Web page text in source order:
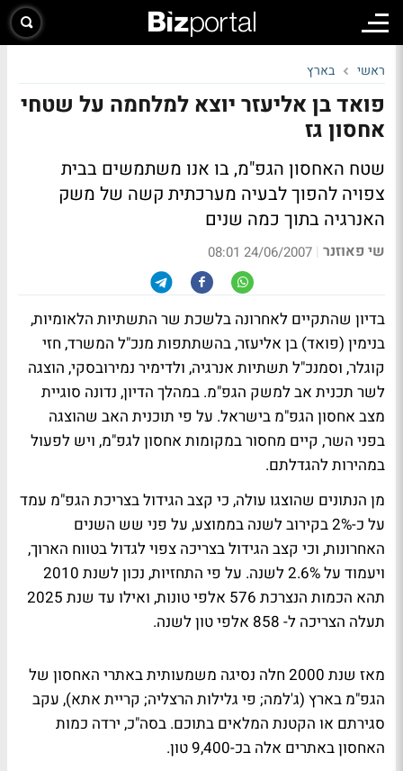
ראשי בארץ
פואד בן אליעזר יוצא למלחמה על שטחי
אחסון גז
שטח האחסון הגפ"מ, בו אנו משתמשים בבית
צפויה להפוך לבעיה מערכתית קשה של משק
האנרגיה בתוך כמה שנים
שי פאוזנר |
24/06/2007 08:01
בדיון שהתקיים לאחרונה בלשכת שר התשתיות הלאומיות,
בנימין (פואד) בן אליעזר, בהשתתפות מנכ"ל המשרד, חזי
קוגלר, וסמנכ"ל תשתיות אנרגיה, ולדימיר נמירובסקי, הוצגה
לשר תכנית אב למשק הגפ"מ. במהלך הדיון, נדונה סוגיית
מצב אחסון הגפ"מ בישראל. על פי תוכנית האב שהוצגה
בפני השר, קיים מחסור במקומות אחסון לגפ"מ, ויש לפעול
במהירות להגדלתם.
מן הנתונים שהוצגו עולה, כי קצב הגידול בצריכת הגפ"מ עמד
על כ-2% בקירוב לשנה בממוצע, על פני שש השנים
האחרונות, וכי קצב הגידול בצריכה צפוי לגדול בטווח הארוך,
ויעמוד על 2.6% לשנה. על פי התחזיות, נכון לשנת 2010
תהא הכמות הנצרכת 576 אלפי טונות, ואילו עד שנת 2025
תעלה הצריכה ל- 858 אלפי טון לשנה.
מאז שנת 2000 חלה נסיגה משמעותית באתרי האחסון של
הגפ"מ בארץ (ג'למה; פי גלילות הרצליה; קריית אתא), עקב
סגירתם או הקטנת המלאים בתוכם. בסה"כ, ירדה כמות
האחסון באתרים אלה בכ-9,400 טון.